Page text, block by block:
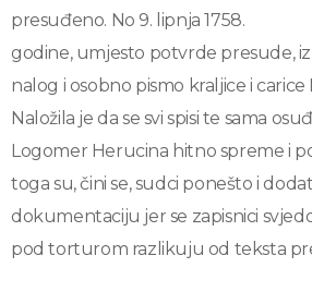
presuđeno. No 9. lipnja 1758.
godine, umjesto potvrde presude,
nalog i osobno pismo kraljice i carice
Naložila je da se svi spisi te sama
Logomer Herucina hitno spreme i
toga su, čini se, sudci ponešto i
dokumentaciju jer se zapisnici
pod torturom razlikuju od teksta